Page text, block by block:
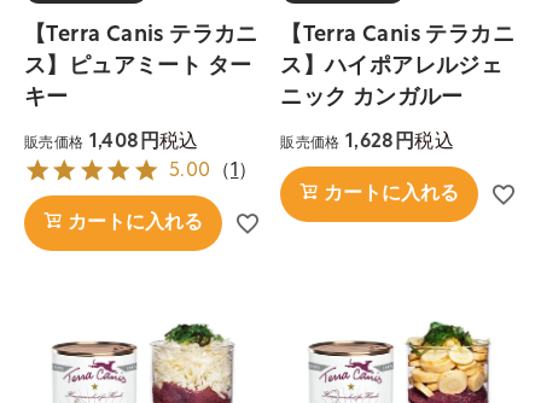
【Terra Canis テラカニ
ス】ピュアミート ター
キー
販売価格 1,408 税込
5.00 （1 ）
カートに入れる
【Terra Canis テラカニ
ス】ハイポアレルジェ
ニック カンガルー
販売価格 1,628 税込
カートに入れる